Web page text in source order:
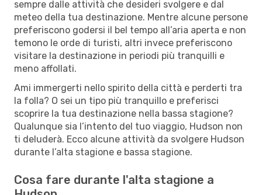
sempre dalle attività che desideri svolgere e dal
meteo della tua destinazione. Mentre alcune persone
preferiscono godersi il bel tempo all’aria aperta e non
temono le orde di turisti, altri invece preferiscono
visitare la destinazione in periodi più tranquilli e
meno affollati.
Ami immergerti nello spirito della città e perderti tra
la folla? O sei un tipo più tranquillo e preferisci
scoprire la tua destinazione nella bassa stagione?
Qualunque sia l’intento del tuo viaggio, Hudson non
ti deluderà. Ecco alcune attività da svolgere Hudson
durante l’alta stagione e bassa stagione.
Cosa fare durante l'alta stagione a